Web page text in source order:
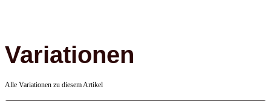
Variationen
Alle Variationen zu diesem Artikel